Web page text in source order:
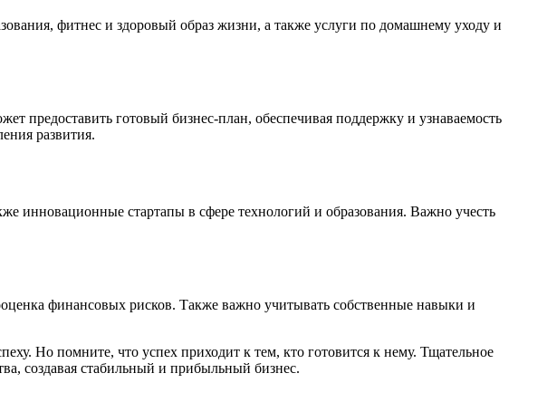
фитнес и здоровый образ жизни, а также услуги по домашнему уходу и
предоставить готовый бизнес-план, обеспечивая поддержку и узнаваемость
развития.
инновационные стартапы в сфере технологий и образования. Важно учесть
финансовых рисков. Также важно учитывать собственные навыки и
Но помните, что успех приходит к тем, кто готовится к нему. Тщательное
создавая стабильный и прибыльный бизнес.